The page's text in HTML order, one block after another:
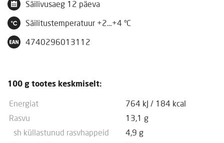
Säilivusaeg 12 päeva
Säilitustemperatuur +2…+4 °C
4740296013112
100 g tootes keskmiselt:
Energiat 764 kJ / 184 kcal
Rasvu
13,1 g
sh küllastunud rasvhappeid
4,9 g